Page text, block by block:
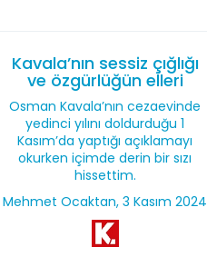
Kavala’nın sessiz çığlığı
ve özgürlüğün elleri
Osman Kavala’nın cezaevinde
yedinci yılını doldurduğu 1
Kasım’da yaptığı açıklamayı
okurken içimde derin bir sızı
hissettim.
Mehmet Ocaktan, 3 Kasım 2024